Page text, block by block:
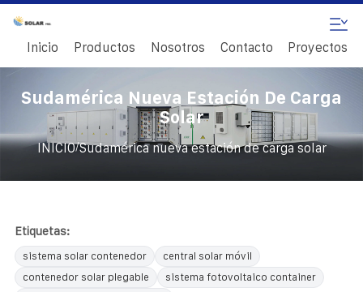
Inicio Productos Nosotros Contacto Proyectos
Sudamérica Nueva Estación De Carga
Solar
INICIO/Sudamérica nueva estación de carga solar
Etiquetas:
sistema solar contenedor
central solar móvil
contenedor solar plegable
sistema fotovoltaico container